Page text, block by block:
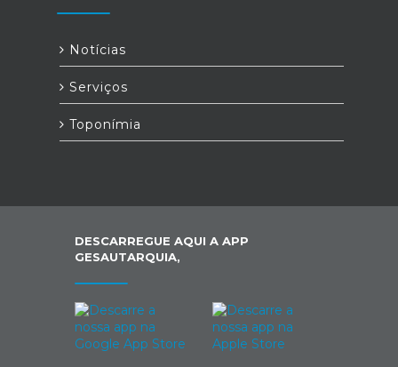
Notícias
Serviços
Toponímia
DESCARREGUE AQUI A APP
GESAUTARQUIA,